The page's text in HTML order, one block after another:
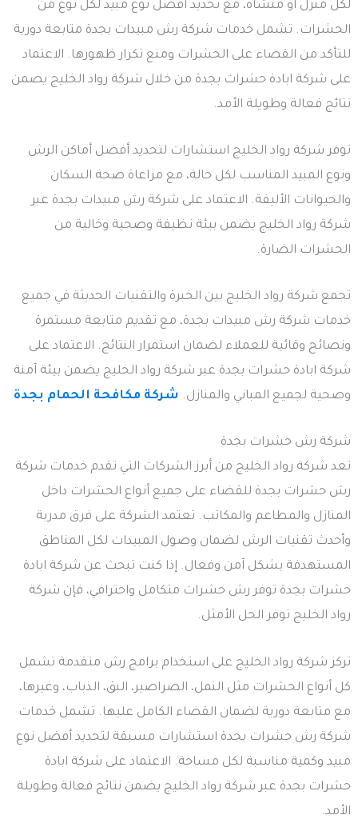
لكل منزل أو منشأة، مع تحديد أفضل نوع مبيد لكل نوع من
الحشرات. تشمل خدمات شركة رش مبيدات بجدة متابعة دورية
للتأكد من القضاء على الحشرات ومنع تكرار ظهورها. الاعتماد
على شركة ابادة حشرات بجدة من خلال شركة رواد الخليج يضمن
نتائج فعالة وطويلة الأمد.
توفر شركة رواد الخليج استشارات لتحديد أفضل أماكن الرش
ونوع المبيد المناسب لكل حالة، مع مراعاة صحة السكان
والحيوانات الأليفة. الاعتماد على شركة رش مبيدات بجدة عبر
شركة رواد الخليج يضمن بيئة نظيفة وصحية وخالية من
الحشرات الضارة.
تجمع شركة رواد الخليج بين الخبرة والتقنيات الحديثة في جميع
خدمات شركة رش مبيدات بجدة، مع تقديم متابعة مستمرة
ونصائح وقائية للعملاء لضمان استمرار النتائج. الاعتماد على
شركة ابادة حشرات بجدة عبر شركة رواد الخليج يضمن بيئة آمنة
وصحية لجميع المباني والمنازل. شركة مكافحة الحمام بجدة
شركة رش حشرات بجدة
تعد شركة رواد الخليج من أبرز الشركات التي تقدم خدمات شركة
رش حشرات بجدة للقضاء على جميع أنواع الحشرات داخل
المنازل والمطاعم والمكاتب. تعتمد الشركة على فرق مدربة
وأحدث تقنيات الرش لضمان وصول المبيدات لكل المناطق
المستهدفة بشكل آمن وفعال. إذا كنت تبحث عن شركة ابادة
حشرات بجدة توفر رش حشرات متكامل واحترافي، فإن شركة
رواد الخليج توفر الحل الأمثل.
تركز شركة رواد الخليج على استخدام برامج رش متقدمة تشمل
كل أنواع الحشرات مثل النمل، الصراصير، البق، الذباب، وغيرها،
مع متابعة دورية لضمان القضاء الكامل عليها. تشمل خدمات
شركة رش حشرات بجدة استشارات مسبقة لتحديد أفضل نوع
مبيد وكمية مناسبة لكل مساحة. الاعتماد على شركة ابادة
حشرات بجدة عبر شركة رواد الخليج يضمن نتائج فعالة وطويلة
الأمد.